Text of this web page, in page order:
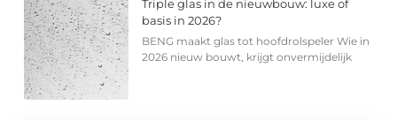
Triple glas in de nieuwbouw: luxe of
basis in 2026?
BENG maakt glas tot hoofdrolspeler Wie in
2026 nieuw bouwt, krijgt onvermijdelijk